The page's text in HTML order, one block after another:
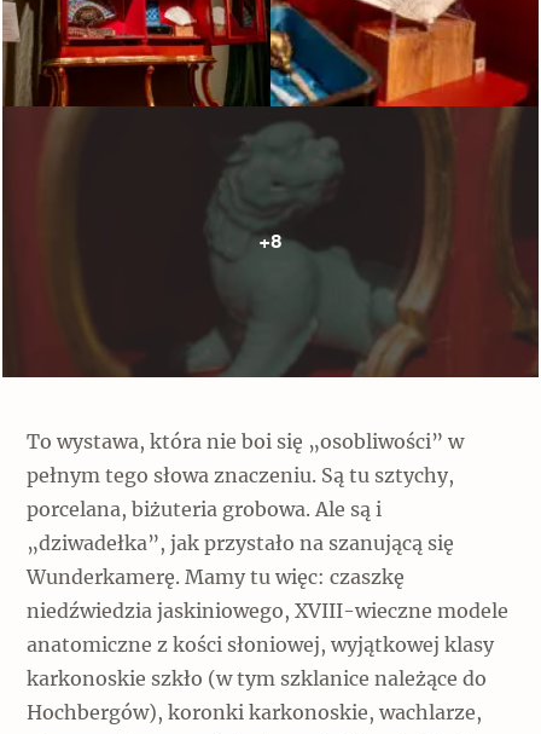
+8
To wystawa, która nie boi się „osobliwości” w
pełnym tego słowa znaczeniu. Są tu sztychy,
porcelana, biżuteria grobowa. Ale są i
„dziwadełka”, jak przystało na szanującą się
Wunderkamerę. Mamy tu więc: czaszkę
niedźwiedzia jaskiniowego, XVIII-wieczne modele
anatomiczne z kości słoniowej, wyjątkowej klasy
karkonoskie szkło (w tym szklanice należące do
Hochbergów), koronki karkonoskie, wachlarze,